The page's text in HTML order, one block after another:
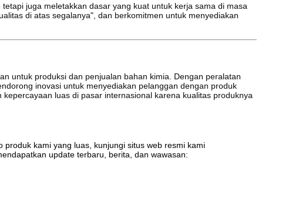
juga meletakkan dasar yang kuat untuk kerja sama di masa
di atas segalanya", dan berkomitmen untuk menyediakan
untuk produksi dan penjualan bahan kimia. Dengan peralatan
inovasi untuk menyediakan pelanggan dengan produk
luas di pasar internasional karena kualitas produknya
kami yang luas, kunjungi situs web resmi kami
update terbaru, berita, dan wawasan: